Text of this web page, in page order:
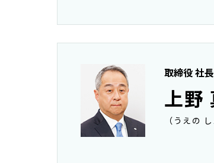
取締役 社
上野
（うえの し